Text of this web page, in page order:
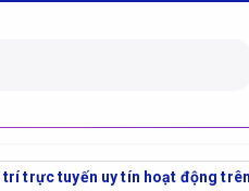
trí trực tuyến uy tín hoạt động